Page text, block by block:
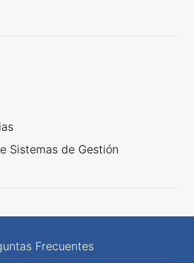
Sistemas de Gestión
Frecuentes